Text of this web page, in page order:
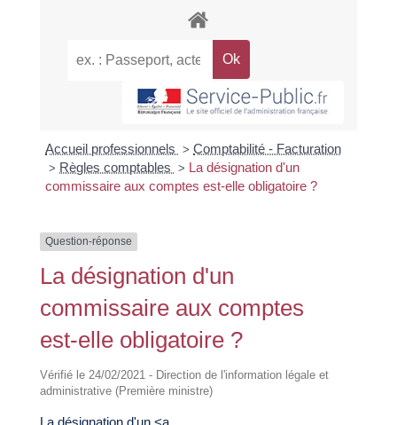
Accueil professionnels > Comptabilité - Facturation
> Règles comptables > La désignation d'un
commissaire aux comptes est-elle obligatoire ?
Question-réponse
La désignation d'un
commissaire aux comptes
est-elle obligatoire ?
Vérifié le 24/02/2021 - Direction de l'information légale et
administrative (Première ministre)
La désignation d'un <a